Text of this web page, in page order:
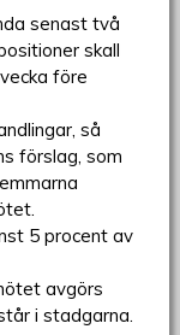
senast två
skall
före
så
förslag, som
5 procent av
avgörs
i stadgarna.